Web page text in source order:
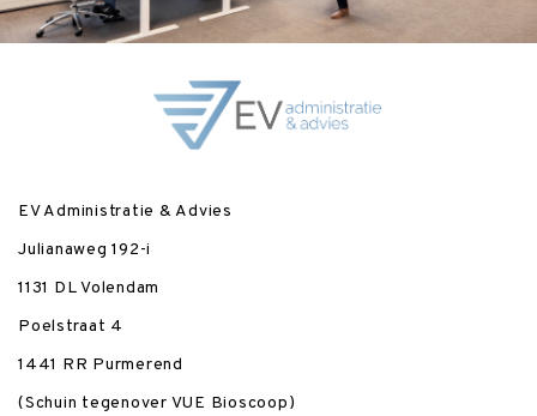
EV Administratie & Advies
Julianaweg 192-i
1131 DL Volendam
Poelstraat 4
1441 RR Purmerend
(Schuin tegenover VUE Bioscoop)